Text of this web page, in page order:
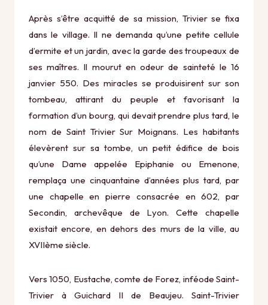
Après s’être acquitté de sa mission, Trivier se fixa
dans le village. Il ne demanda qu’une petite cellule
d’ermite et un jardin, avec la garde des troupeaux de
ses maîtres. Il mourut en odeur de sainteté le 16
janvier 550. Des miracles se produisirent sur son
tombeau, attirant du peuple et favorisant la
formation d’un bourg, qui devait prendre plus tard, le
nom de Saint Trivier Sur Moignans. Les habitants
élevèrent sur sa tombe, un petit édifice de bois
qu’une Dame appelée Epiphanie ou Emenone,
remplaça une cinquantaine d’années plus tard, par
une chapelle en pierre consacrée en 602, par
Secondin, archevêque de Lyon. Cette chapelle
existait encore, en dehors des murs de la ville, au
XVIIème siècle.
Vers 1050, Eustache, comte de Forez, inféode Saint-
Trivier à Guichard II de Beaujeu. Saint-Trivier